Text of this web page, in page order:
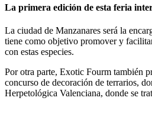
La primera edición de esta feria
La ciudad de Manzanares será la
tiene como objetivo promover y
con estas especies.
Por otra parte, Exotic Fourm también
concurso de decoración de terrarios,
Herpetológica Valenciana, donde se